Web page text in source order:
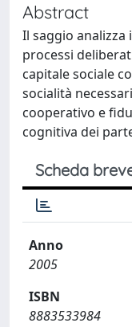
Abstract
Il saggio analizza
processi
capitale sociale
socialità
cooperativo e
cognitiva dei
Scheda
Anno
2005
ISBN
8883533984